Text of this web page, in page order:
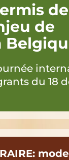
mode
de
de
du 18